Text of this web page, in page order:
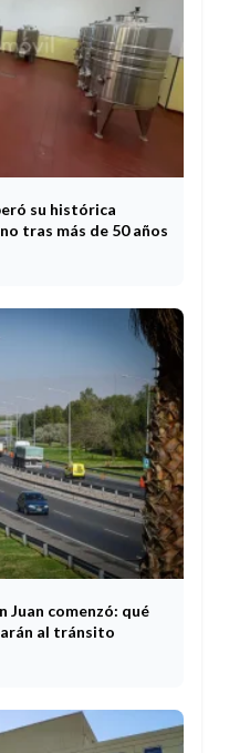
su histórica
tras más de 50 años
Juan comenzó: qué
al tránsito